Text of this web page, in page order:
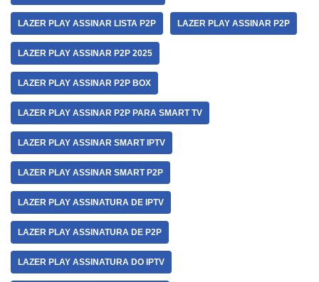
LAZER PLAY ASSINAR LISTA P2P LAZER PLAY ASSINAR P2P
LAZER PLAY ASSINAR P2P 2025
LAZER PLAY ASSINAR P2P BOX
LAZER PLAY ASSINAR P2P PARA SMART TV
LAZER PLAY ASSINAR SMART IPTV
LAZER PLAY ASSINAR SMART P2P
LAZER PLAY ASSINATURA DE IPTV
LAZER PLAY ASSINATURA DE P2P
LAZER PLAY ASSINATURA DO IPTV